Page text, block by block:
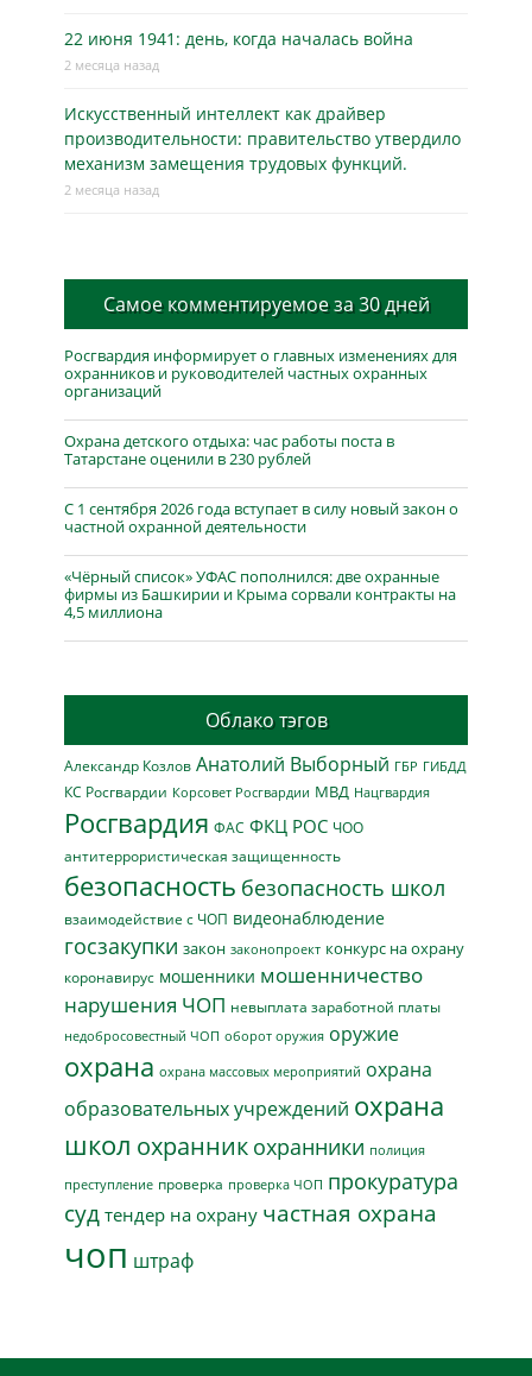
22 июня 1941: день, когда началась война
2 месяца назад
Искусственный интеллект как драйвер
производительности: правительство утвердило
механизм замещения трудовых функций.
2 месяца назад
Самое комментируемое за 30 дней
Росгвардия информирует о главных изменениях для
охранников и руководителей частных охранных
организаций
Охрана детского отдыха: час работы поста в
Татарстане оценили в 230 рублей
С 1 сентября 2026 года вступает в силу новый закон о
частной охранной деятельности
«Чёрный список» УФАС пополнился: две охранные
фирмы из Башкирии и Крыма сорвали контракты на
4,5 миллиона
Облако тэгов
Александр Козлов Анатолий Выборный ГБР ГИБДД
КС Росгвардии Корсовет Росгвардии МВД Нацгвардия
Росгвардия ФАС ФКЦ РОС ЧОО
антитеррористическая защищенность
безопасность безопасность школ
взаимодействие с ЧОП видеонаблюдение
госзакупки закон законопроект конкурс на охрану
коронавирус мошенники мошенничество
нарушения ЧОП невыплата заработной платы
недобросовестный ЧОП оборот оружия оружие
охрана охрана массовых мероприятий охрана
образовательных учреждений охрана
школ охранник охранники полиция
преступление проверка проверка ЧОП прокуратура
суд тендер на охрану частная охрана
чоп штраф